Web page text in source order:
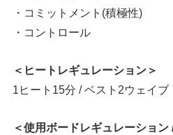
・コミットメント(積極性)
・コントロール
＜ヒートレギュレーション＞
1ヒート15分 / ベスト2ウェイブ
＜使用ボードレギュレーショ